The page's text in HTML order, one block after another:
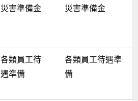
災害準備金 災害準備金
各類員工待
遇準備
各類員工待遇準
備